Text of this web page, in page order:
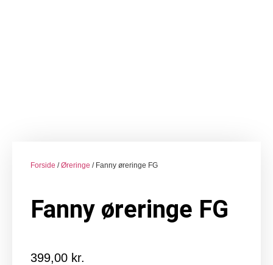
Forside /Øreringe / Fanny øreringe FG
Fanny øreringe FG
399,00 kr.